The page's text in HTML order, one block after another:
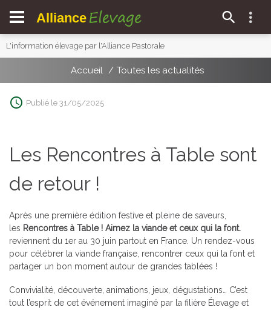
Alliance Elevage
L'information élevage par l'Alliance Pastorale
Accueil Toutes les actualités
Publié le 31/05/2025
Les Rencontres à Table sont
de retour !
Après une première édition festive et pleine de saveurs,
les Rencontres à Table ! Aimez la viande et ceux qui la font.
reviennent du 1er au 30 juin partout en France. Un rendez-vous
pour célébrer la viande française, rencontrer ceux qui la font et
partager un bon moment autour de grandes tablées !
Convivialité, découverte, animations, jeux, dégustations… C’est
tout l’esprit de cet événement imaginé par la filière Élevage et